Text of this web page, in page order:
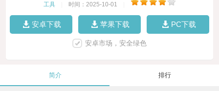
工具 时间：2025-10-01
安卓下载 苹果下载 PC下载
安卓市场，安全绿色
简介 排行